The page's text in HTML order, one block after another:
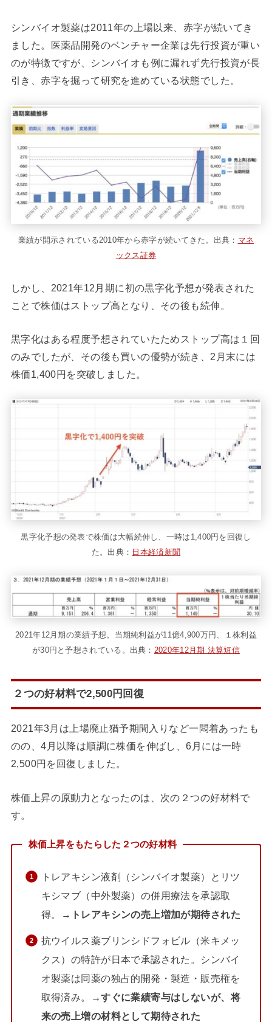
シンバイオ製薬は2011年の上場以来、赤字が続いてき
ました。医薬品開発のベンチャー企業は先行投資が重い
のが特徴ですが、シンバイオも例に漏れず先行投資が長
引き、赤字を掘って研究を進めている状態でした。
業績が開示されている2010年から赤字が続いてきた。出典： マネ
ックス証券
しかし、2021年12月期に初の黒字化予想が発表された
ことで株価はストップ高となり、その後も続伸。
黒字化はある程度予想されていたためストップ高は１回
のみでしたが、その後も買いの優勢が続き、2月末には
株価1,400円を突破しました。
黒字化予想の発表で株価は大幅続伸し、一時は1,400円を回復し
た。出典： 日本経済新聞
2021年12月期の業績予想。当期純利益が11億4,900万円、１株利益
が30円と予想されている。出典： 2020年12月期 決算短信
２つの好材料で2,500円回復
2021年3月は上場廃止猶予期間入りなど一悶着あったも
のの、4月以降は順調に株価を伸ばし、6月には一時
2,500円を回復しました。
株価上昇の原動力となったのは、次の２つの好材料で
す。
株価上昇をもたらした２つの好材料
トレアキシン液剤（シンバイオ製薬）とリツ
キシマブ（中外製薬）の併用療法を承認取
得。
→トレアキシンの売上増加が期待された
抗ウイルス薬ブリンシドフォビル（米キメッ
クス）の特許が日本で承認された。シンバイ
オ製薬は同薬の独占的開発・製造・販売権を
取得済み。
→すぐに業績寄与はしないが、将
来の売上増の材料として期待された